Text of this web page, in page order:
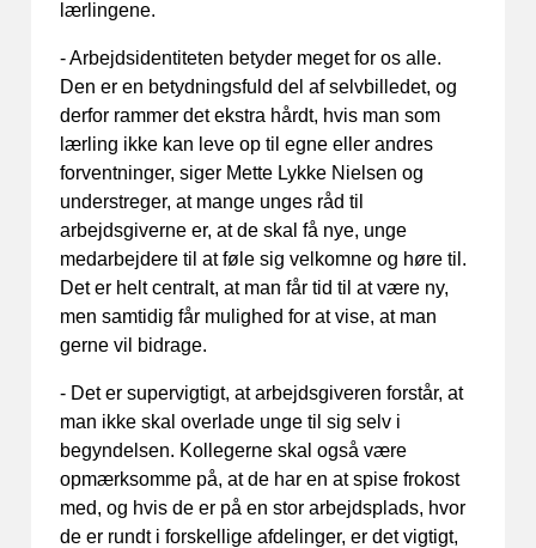
lærlingene.
- Arbejdsidentiteten betyder meget for os alle.
Den er en betydningsfuld del af selvbilledet, og
derfor rammer det ekstra hårdt, hvis man som
lærling ikke kan leve op til egne eller andres
forventninger, siger Mette Lykke Nielsen og
understreger, at mange unges råd til
arbejdsgiverne er, at de skal få nye, unge
medarbejdere til at føle sig velkomne og høre til.
Det er helt centralt, at man får tid til at være ny,
men samtidig får mulighed for at vise, at man
gerne vil bidrage.
- Det er supervigtigt, at arbejdsgiveren forstår, at
man ikke skal overlade unge til sig selv i
begyndelsen. Kollegerne skal også være
opmærksomme på, at de har en at spise frokost
med, og hvis de er på en stor arbejdsplads, hvor
de er rundt i forskellige afdelinger, er det vigtigt,